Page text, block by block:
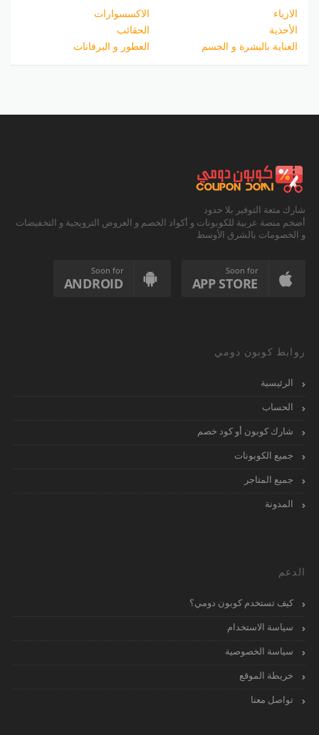
الازياء
الاكسسوارات
الأحذية
الحقائب
العناية بالبشرة و الجسم
العطور و البرفانات
شارك متعة التوفير بلا حدود
أضخم منصة عربية للكوبونات و أكواد الخصم و العروض الترويجية و التخفيضات
و الخصومات بالشرق الأوسط
Soon for
APP STORE
Soon for
ANDROID
روابط كوبون دومي
الرئيسية
الحساب
شارك كوبون أو كود خصم
جميع الكوبونات
جميع المتاجر
المدونة
الدعم
كيف تستخدم كوبون دومي؟
سياسة الاستخدام
سياسة الخصوصية
خريطة الموقع
تواصل معنا